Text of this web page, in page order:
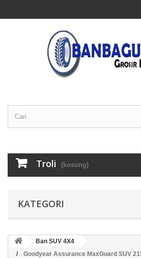
Troli (kosong)
KATEGORI
Ban SUV 4X4
Goodyear Assurance MaxGuard SUV